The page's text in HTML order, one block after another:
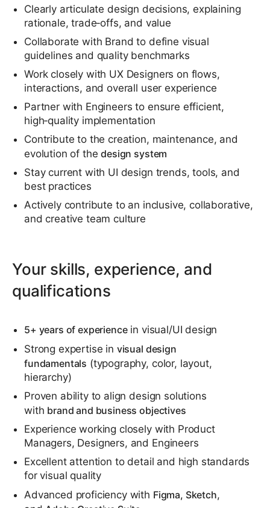
Clearly articulate design decisions, explaining
rationale, trade‑offs, and value
Collaborate with Brand to define visual
guidelines and quality benchmarks
Work closely with UX Designers on flows,
interactions, and overall user experience
Partner with Engineers to ensure efficient,
high‑quality implementation
Contribute to the creation, maintenance, and
evolution of thedesign system
Stay current with UI design trends, tools, and
best practices
Actively contribute to an inclusive, collaborative,
and creative team culture
Your skills, experience, and
qualifications
5+ years of experiencein visual/UI design
Strong expertise in visual design
fundamentals (typography, color, layout,
hierarchy)
Proven ability to align design solutions
with brand and business objectives
Experience working closely with Product
Managers, Designers, and Engineers
Excellent attention to detail and high standards
for visual quality
Advanced proficiency with Figma, Sketch,